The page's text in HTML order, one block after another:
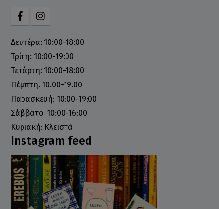
Δευτέρα: 10:00-18:00
Τρίτη: 10:00-19:00
Τετάρτη: 10:00-18:00
Πέμπτη: 10:00-19:00
Παρασκευή: 10:00-19:00
Σάββατο: 10:00-16:00
Κυριακή: Κλειστά
Instagram feed